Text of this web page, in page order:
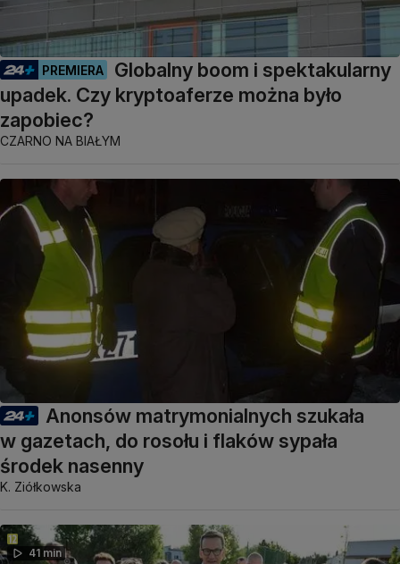
PREMIERA
Globalny boom i spektakularny
upadek. Czy kryptoaferze można było
zapobiec?
CZARNO NA BIAŁYM
Anonsów matrymonialnych szukała
w gazetach, do rosołu i flaków sypała
środek nasenny
K. Ziółkowska
41 min